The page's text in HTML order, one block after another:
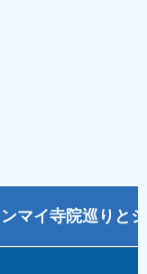
マイ寺院巡りと